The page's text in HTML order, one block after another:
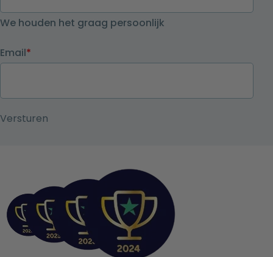
We houden het graag persoonlijk
Email*